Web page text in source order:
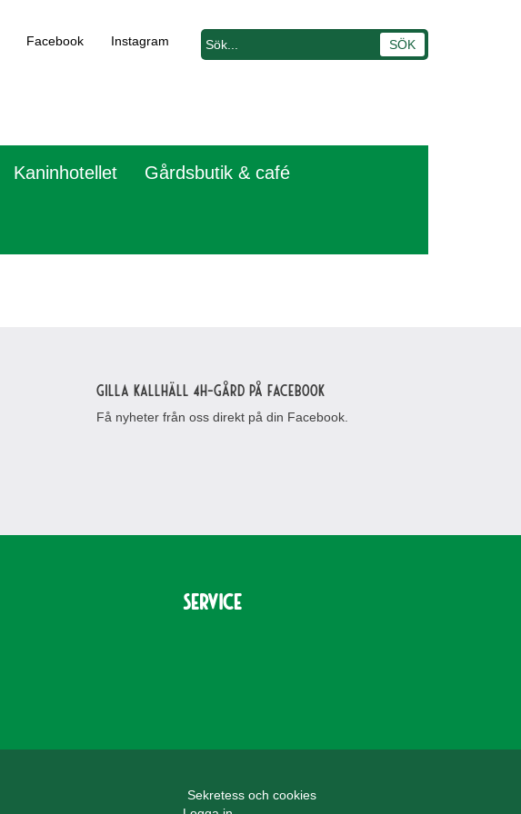
Facebook Instagram
Kaninhotellet Gårdsbutik & café
Gilla Kallhäll 4H-gård på Facebook
Få nyheter från oss direkt på din Facebook.
Service
Sekretess och cookies